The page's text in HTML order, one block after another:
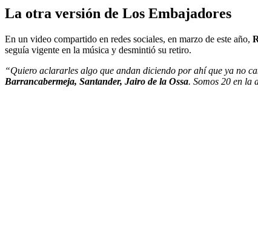
La otra versión de Los Embajadores
En un video compartido en redes sociales, en marzo de este año,
seguía vigente en la música y desmintió su retiro.
“Quiero aclararles algo que andan diciendo por ahí que ya no
Barrancabermeja, Santander, Jairo de la Ossa. Somos 20 en la